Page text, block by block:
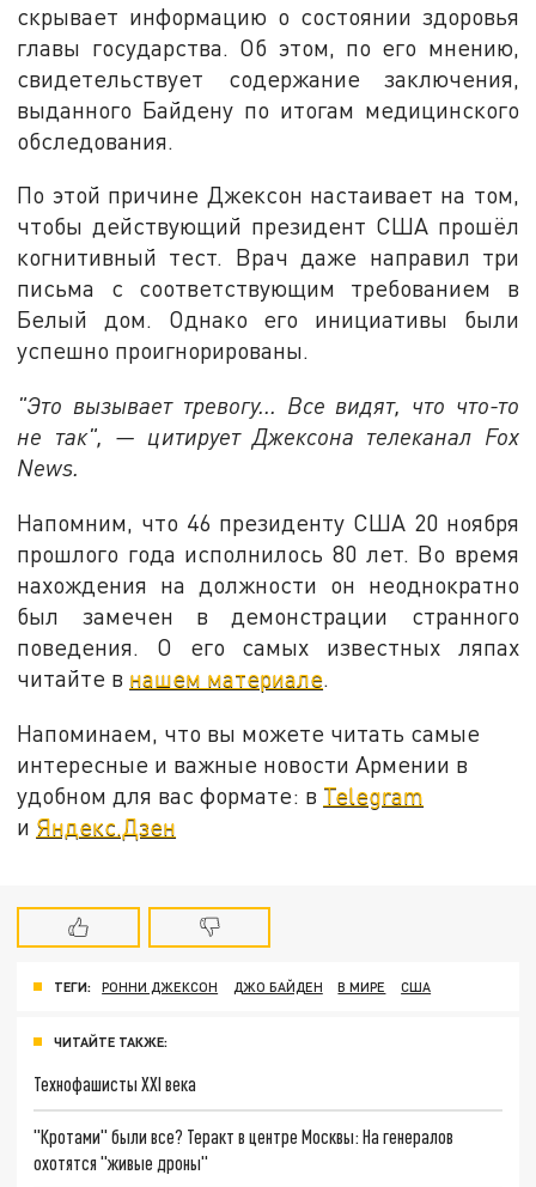
скрывает информацию о состоянии здоровья
главы государства. Об этом, по его мнению,
свидетельствует содержание заключения,
выданного Байдену по итогам медицинского
обследования.
По этой причине Джексон настаивает на том,
чтобы действующий президент США прошёл
когнитивный тест. Врач даже направил три
письма с соответствующим требованием в
Белый дом. Однако его инициативы были
успешно проигнорированы.
"Это вызывает тревогу... Все видят, что что-то
не так", — цитирует Джексона телеканал Fox
News.
Напомним, что 46 президенту США 20 ноября
прошлого года исполнилось 80 лет. Во время
нахождения на должности он неоднократно
был замечен в демонстрации странного
поведения. О его самых известных ляпах
читайте в нашем материале.
Напоминаем, что вы можете читать самые
интересные и важные новости Армении в
удобном для вас формате: в Telegram
и Яндекс.Дзен
ТЕГИ: РОННИ ДЖЕКСОН ДЖО БАЙДЕН В МИРЕ США
ЧИТАЙТЕ ТАКЖЕ:
Технофашисты XXI века
"Кротами" были все? Теракт в центре Москвы: На генералов
охотятся "живые дроны"